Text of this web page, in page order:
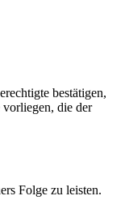
bestätigen,
vorliegen, die der
Folge zu leisten.